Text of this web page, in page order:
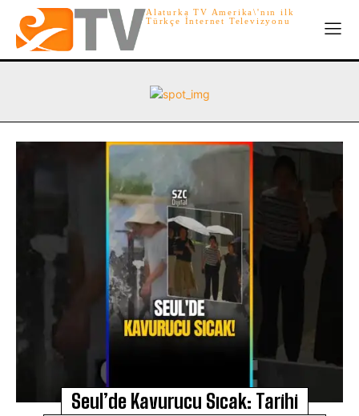
Alaturka TV Amerika\'nın ilk
Türkçe İnternet Televizyonu
Seul’de Kavurucu Sıcak: Tarihi